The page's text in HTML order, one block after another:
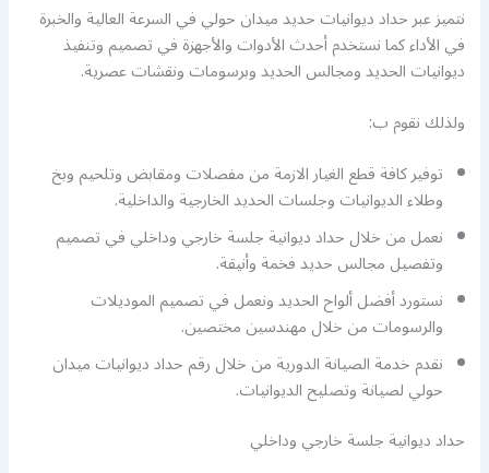
نتميز عبر حداد ديوانيات حديد ميدان حولي في السرعة العالية والخبرة
في الأداء كما نستخدم أحدث الأدوات والأجهزة في تصميم وتنفيذ
ديوانيات الحديد ومجالس الحديد وبرسومات ونقشات عصرية.
ولذلك نقوم ب:
توفير كافة قطع الغيار الازمة من مفصلات ومقابض وتلحيم وبخ
وطلاء الديوانيات وجلسات الحديد الخارجية والداخلية.
نعمل من خلال حداد ديوانية جلسة خارجي وداخلي في تصميم
وتفصيل مجالس حديد فخمة وأنيقة.
نستورد أفضل ألواح الحديد ونعمل في تصميم الموديلات
والرسومات من خلال مهندسين مختصين.
نقدم خدمة الصيانة الدورية من خلال رقم حداد ديوانيات ميدان
حولي لصيانة وتصليح الديوانيات.
حداد ديوانية جلسة خارجي وداخلي